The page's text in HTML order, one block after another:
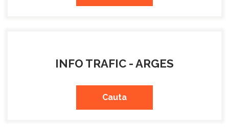
INFO TRAFIC - ARGES
Cauta